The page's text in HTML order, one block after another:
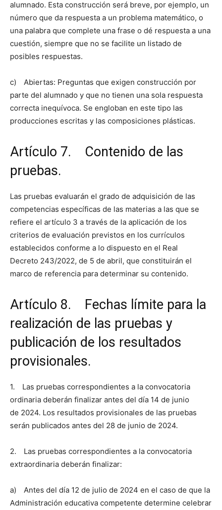
alumnado. Esta construcción será breve, por ejemplo, un
número que da respuesta a un problema matemático, o
una palabra que complete una frase o dé respuesta a una
cuestión, siempre que no se facilite un listado de
posibles respuestas.
c) Abiertas: Preguntas que exigen construcción por
parte del alumnado y que no tienen una sola respuesta
correcta inequívoca. Se engloban en este tipo las
producciones escritas y las composiciones plásticas.
Artículo 7. Contenido de las
pruebas.
Las pruebas evaluarán el grado de adquisición de las
competencias específicas de las materias a las que se
refiere el artículo 3 a través de la aplicación de los
criterios de evaluación previstos en los currículos
establecidos conforme a lo dispuesto en el Real
Decreto 243/2022, de 5 de abril, que constituirán el
marco de referencia para determinar su contenido.
Artículo 8. Fechas límite para la
realización de las pruebas y
publicación de los resultados
provisionales.
1. Las pruebas correspondientes a la convocatoria
ordinaria deberán finalizar antes del día 14 de junio
de 2024. Los resultados provisionales de las pruebas
serán publicados antes del 28 de junio de 2024.
2. Las pruebas correspondientes a la convocatoria
extraordinaria deberán finalizar:
a) Antes del día 12 de julio de 2024 en el caso de que la
Administración educativa competente determine celebrar